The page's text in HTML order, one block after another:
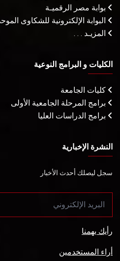
بوابة مصر الرقميـة
البوابة الإلكترونية للشكاوى
المزيـد . . .
الكليات و البرامج النوعية
كليات الجامعة
برامج المرحلة الجامعية الأولى
برامج الدراسات العليا
النشرة الإخبارية
سجل ليصلك أحدث الأخبار
رأيك يهمنا
أراء المستخدمين